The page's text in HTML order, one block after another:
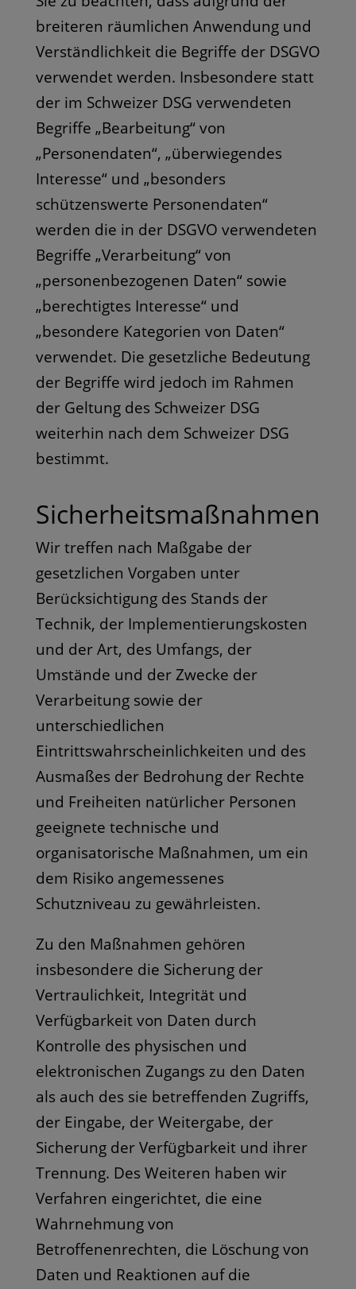
breiteren räumlichen Anwendung und
Verständlichkeit die Begriffe der DSGVO
verwendet werden. Insbesondere statt
der im Schweizer DSG verwendeten
Begriffe „Bearbeitung“ von
„Personendaten“, „überwiegendes
Interesse“ und „besonders
schützenswerte Personendaten“
werden die in der DSGVO verwendeten
Begriffe „Verarbeitung“ von
„personenbezogenen Daten“ sowie
„berechtigtes Interesse“ und
„besondere Kategorien von Daten“
verwendet. Die gesetzliche Bedeutung
der Begriffe wird jedoch im Rahmen
der Geltung des Schweizer DSG
weiterhin nach dem Schweizer DSG
bestimmt.
Sicherheitsmaßnahmen
Wir treffen nach Maßgabe der
gesetzlichen Vorgaben unter
Berücksichtigung des Stands der
Technik, der Implementierungskosten
und der Art, des Umfangs, der
Umstände und der Zwecke der
Verarbeitung sowie der
unterschiedlichen
Eintrittswahrscheinlichkeiten und des
Ausmaßes der Bedrohung der Rechte
und Freiheiten natürlicher Personen
geeignete technische und
organisatorische Maßnahmen, um ein
dem Risiko angemessenes
Schutzniveau zu gewährleisten.
Zu den Maßnahmen gehören
insbesondere die Sicherung der
Vertraulichkeit, Integrität und
Verfügbarkeit von Daten durch
Kontrolle des physischen und
elektronischen Zugangs zu den Daten
als auch des sie betreffenden Zugriffs,
der Eingabe, der Weitergabe, der
Sicherung der Verfügbarkeit und ihrer
Trennung. Des Weiteren haben wir
Verfahren eingerichtet, die eine
Wahrnehmung von
Betroffenenrechten, die Löschung von
Daten und Reaktionen auf die